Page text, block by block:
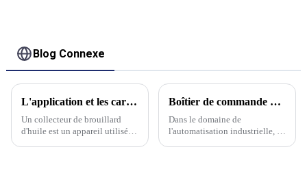
Blog Connexe
L'application et les caractéristiques des collecteurs de purificateurs de brouillard d'huile ?
Un collecteur de brouillard
d'huile est un appareil utilisé
Boîtier de commande d'assemblage en porte-à-faux innovant de Kwlid : une intégration synergique de précision et de contrôle
Dans le domaine de
l'automatisation industrielle, la